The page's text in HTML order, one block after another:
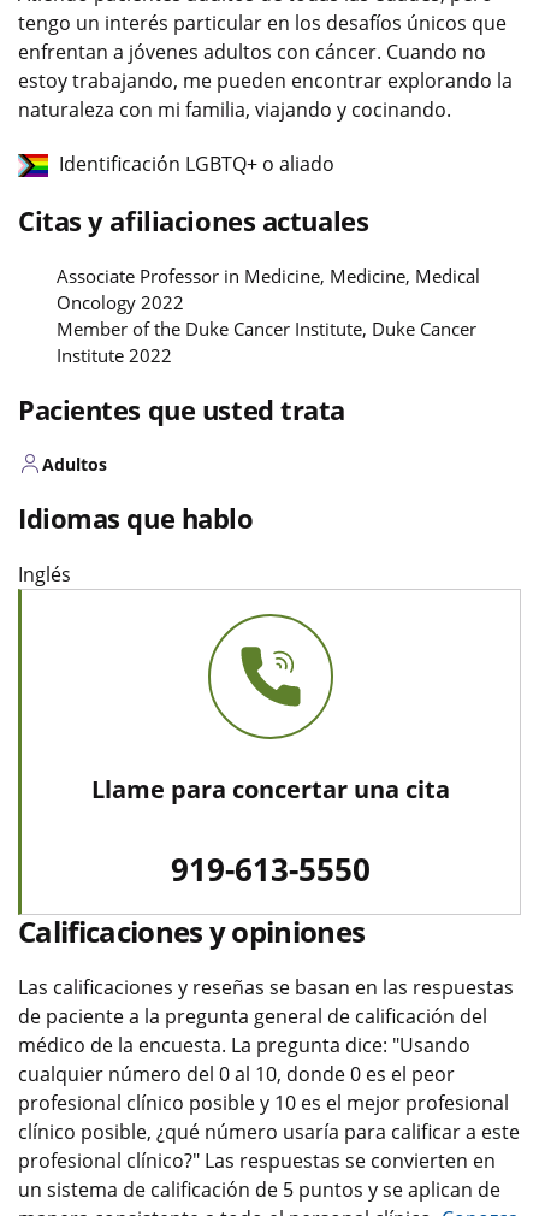
tengo un interés particular en los desafíos únicos que
enfrentan a jóvenes adultos con cáncer. Cuando no
estoy trabajando, me pueden encontrar explorando la
naturaleza con mi familia, viajando y cocinando.
Identificación LGBTQ+ o aliado
Citas y afiliaciones actuales
Associate Professor in Medicine, Medicine, Medical
Oncology 2022
Member of the Duke Cancer Institute, Duke Cancer
Institute 2022
Pacientes que usted trata
Adultos
Idiomas que hablo
Inglés
Llame para concertar una cita
919-613-5550
Calificaciones y opiniones
Las calificaciones y reseñas se basan en las respuestas
de paciente a la pregunta general de calificación del
médico de la encuesta. La pregunta dice: "Usando
cualquier número del 0 al 10, donde 0 es el peor
profesional clínico posible y 10 es el mejor profesional
clínico posible, ¿qué número usaría para calificar a este
profesional clínico?" Las respuestas se convierten en
un sistema de calificación de 5 puntos y se aplican de